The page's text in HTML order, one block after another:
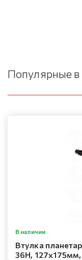
Популярные в
В наличии
Втулка
36H,